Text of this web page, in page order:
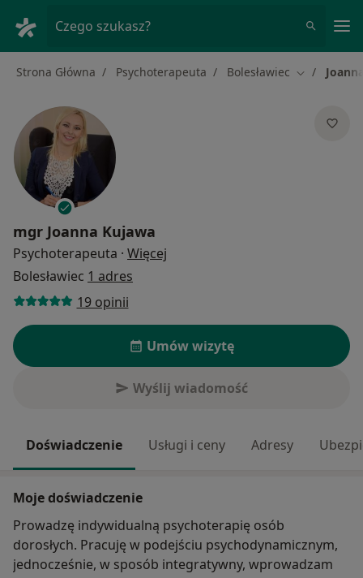
Czego szukasz?
Strona Główna Psychoterapeuta Bolesławiec Zmień
mgr Joanna Kujawa
Psychoterapeuta · Więcej
Bolesławiec 1 adres
19 opinii
Umów wizytę
Wyślij wiadomość
Doświadczenie Usługi i ceny Adresy
Moje doświadczenie
Prowadzę indywidualną psychoterapię osób
dorosłych. Pracuję w podejściu psychodynamicznym,
jednocześnie, w sposób integratywny, wprowadzam